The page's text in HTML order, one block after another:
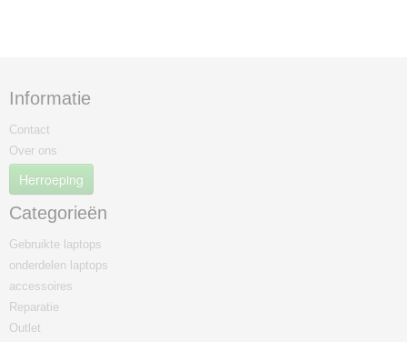
Informatie
Contact
Over ons
Herroeping
Categorieën
Gebruikte laptops
onderdelen laptops
accessoires
Reparatie
Outlet